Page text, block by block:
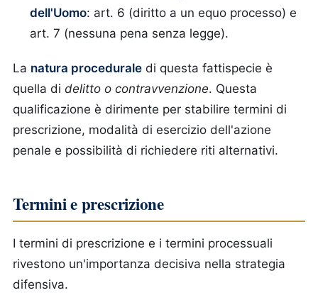
dell'Uomo: art. 6 (diritto a un equo processo) e
art. 7 (nessuna pena senza legge).
La natura procedurale di questa fattispecie è
quella di delitto o contravvenzione. Questa
qualificazione è dirimente per stabilire termini di
prescrizione, modalità di esercizio dell'azione
penale e possibilità di richiedere riti alternativi.
Termini e prescrizione
I termini di prescrizione e i termini processuali
rivestono un'importanza decisiva nella strategia
difensiva.